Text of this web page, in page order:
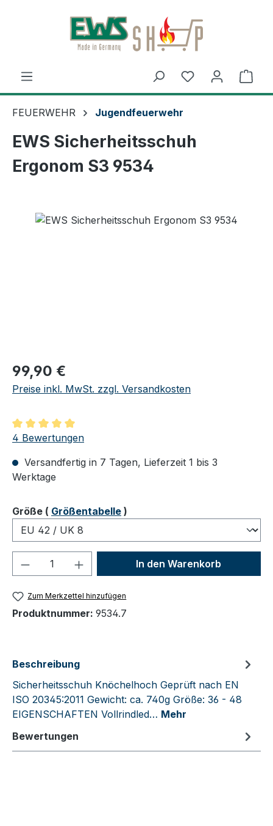
Zum Hauptinhalt springen
FEUERWEHR Jugendfeuerwehr
EWS Sicherheitsschuh
Ergonom S3 9534
Regulärer Preis:
99,90 €
Preise inkl. MwSt. zzgl. Versandkosten
Durchschnittliche Bewertung von 5 von 5 Sternen
4 Bewertungen
Versandfertig in 7 Tagen, Lieferzeit 1 bis 3
Werktage
Größeauswählen
( Größentabelle )
Produkt Anzahl: Gib denIn den Warenkorb
Zum Merkzettel hinzufügen
Produktnummer: 9534.7
Beschreibung
Sicherheitsschuh Knöchelhoch Geprüft nach EN
ISO 20345:2011 Gewicht: ca. 740g Größe: 36 - 48
EIGENSCHAFTEN Vollrindled… Mehr
Bewertungen